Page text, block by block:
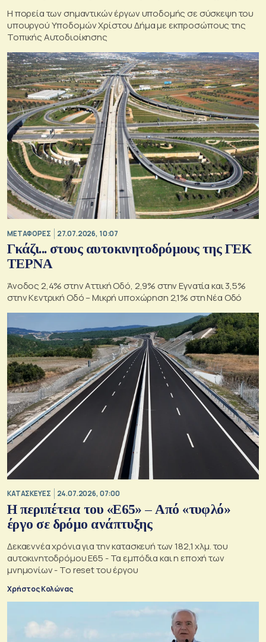
H πορεία των σημαντικών έργων υποδομής σε σύσκεψη του
υπουργού Υποδομών Χρίστου Δήμα με εκπροσώπους της
Τοπικής Αυτοδιοίκησης
ΜΕΤΑΦΟΡΕΣ 27.07.2026, 10:07
Γκάζι... στους αυτοκινητοδρόμους της ΓΕΚ
ΤΕΡΝΑ
Άνοδος 2,4% στην Αττική Οδό, 2,9% στην Εγνατία και 3,5%
στην Κεντρική Οδό – Μικρή υποχώρηση 2,1% στη Νέα Οδό
ΚΑΤΑΣΚΕΥΕΣ 24.07.2026, 07:00
Η περιπέτεια του «Ε65» – Από «τυφλό»
έργο σε δρόμο ανάπτυξης
Δεκαεννέα χρόνια για την κατασκευή των 182,1 χλμ. του
αυτοκινητοδρόμου Ε65 - Τα εμπόδια και η εποχή των
μνημονίων - Το reset του έργου
Χρήστος Κολώνας